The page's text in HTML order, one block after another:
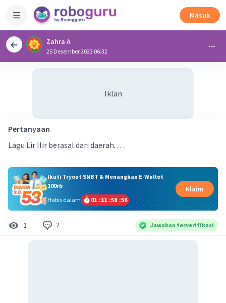
Masuk
Zahra A
25 Desember 2023 06:32
Iklan
Pertanyaan
Lagu Lir Ilir berasal dari daerah. . . .
Ikuti Tryout SNBT & Menangkan E-Wallet
100rb
Habis dalam
01 :11 :58 :55
Klaim
1 2 Jawaban terverifikasi